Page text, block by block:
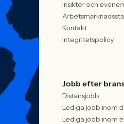
Insikter och
Kontakt
Integritetspolicy
Jobb efter
Distansjobb
Lediga jobb inom
Lediga jobb inom